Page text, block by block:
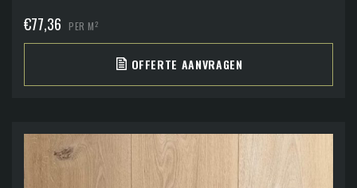
€77,36 PER M2
OFFERTE AANVRAGEN